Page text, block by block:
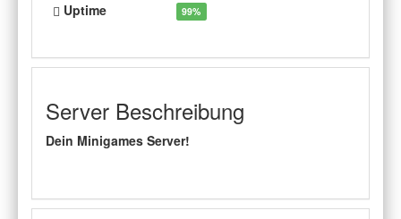
Uptime
99%
Server Beschreibung
Dein Minigames Server!